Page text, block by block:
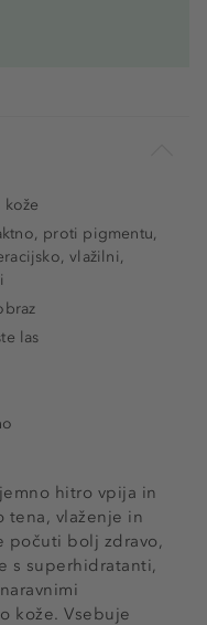
hitro vpija in
tena, vlaženje in
počuti bolj zdravo,
s superhidratanti,
kože. Vsebuje
proti pigmentu,
vlažilni,
las